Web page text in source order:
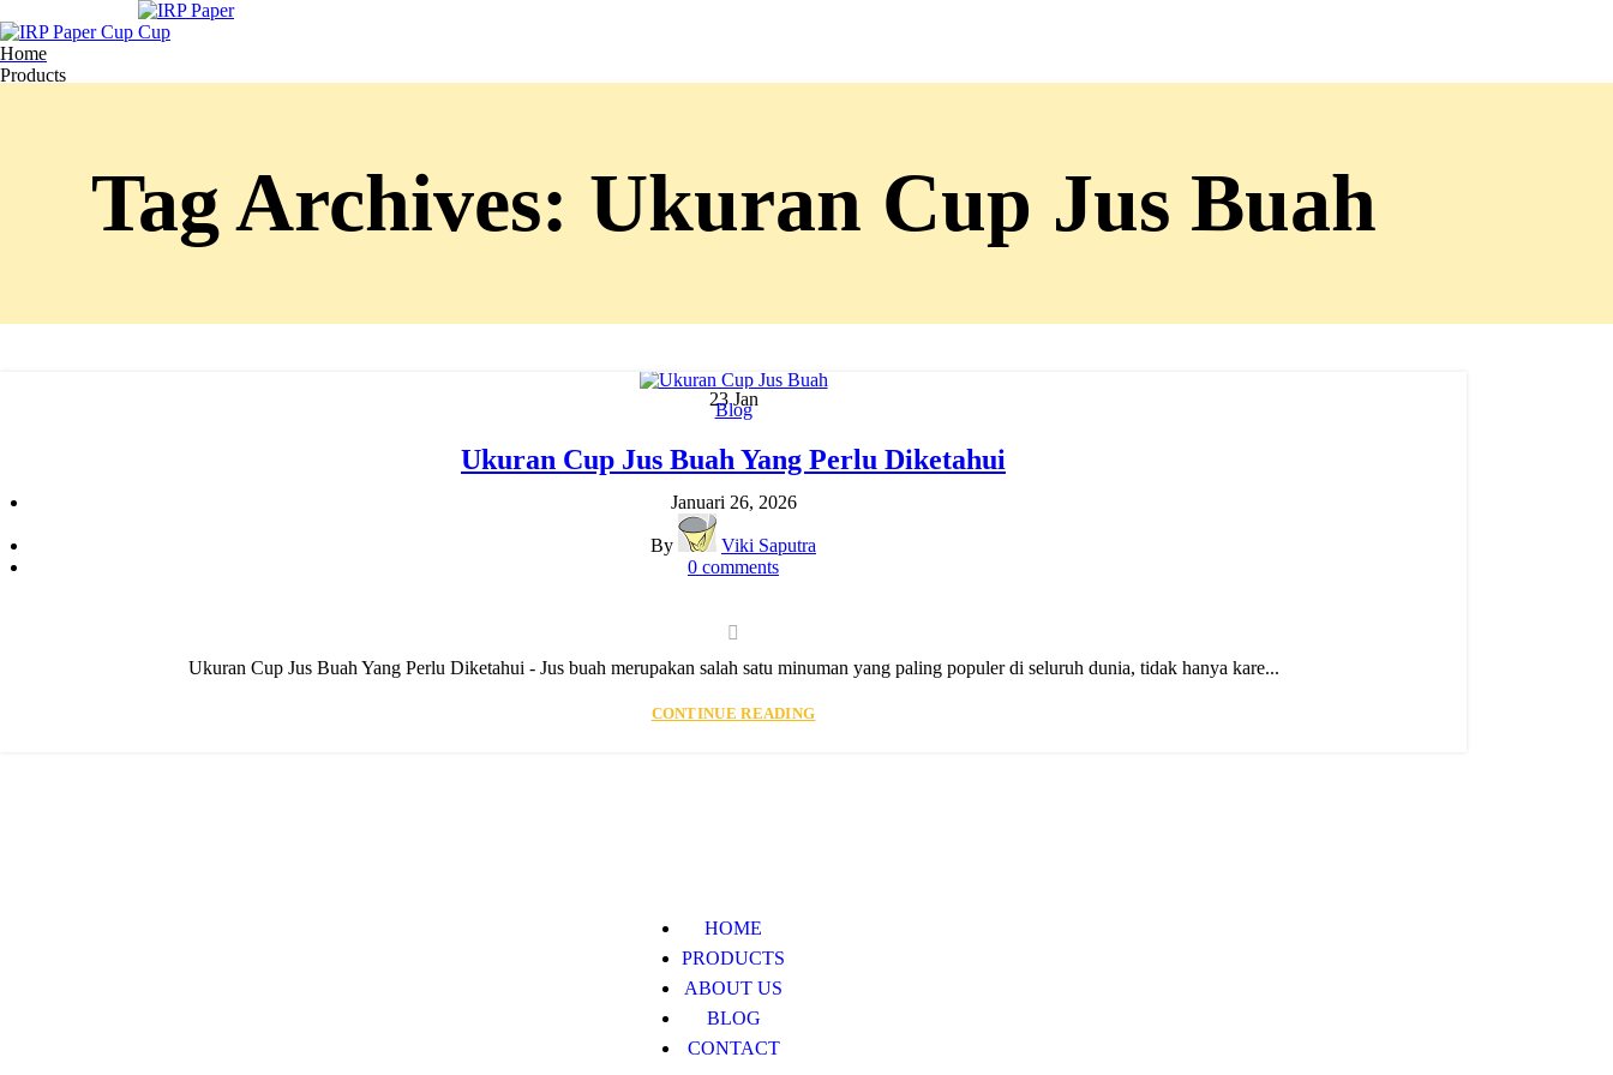
Home
Products
Tag Archives: Ukuran Cup Jus Buah
23Jan
Blog
Ukuran Cup Jus Buah Yang Perlu Diketahui
Januari 26, 2026
By
Viki Saputra
0 comments
Ukuran Cup Jus Buah Yang Perlu Diketahui - Jus buah merupakan salah satu minuman yang paling populer di seluruh dunia, tidak hanya kare...
CONTINUE READING
HOME
PRODUCTS
ABOUT US
BLOG
CONTACT